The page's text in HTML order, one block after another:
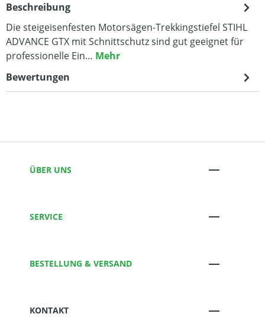
Beschreibung
Die steigeisenfesten Motorsägen-Trekkingstiefel STIHL
ADVANCE GTX mit Schnittschutz sind gut geeignet für
professionelle Ein… Mehr
Bewertungen
ÜBER UNS
SERVICE
BESTELLUNG & VERSAND
KONTAKT